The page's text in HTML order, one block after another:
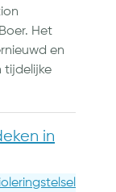
Het
en
tijdelijke
in